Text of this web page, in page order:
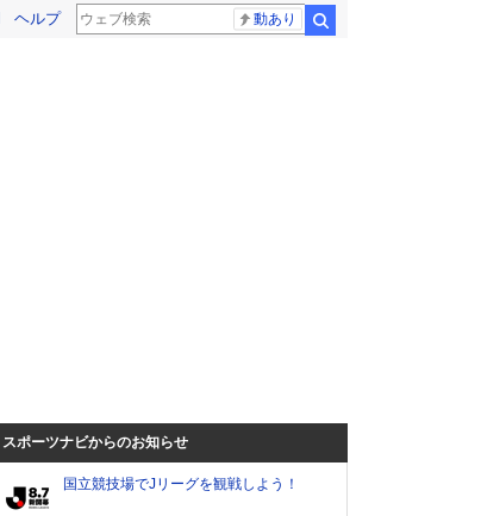
ヘルプ 動あり
スポーツナビからのお知らせ
国立競技場でJリーグを観戦しよう！